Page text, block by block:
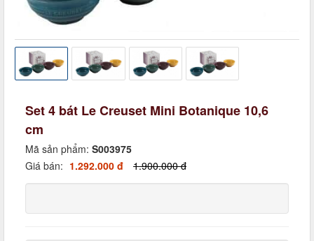
Set 4 bát Le Creuset Mini Botanique 10,6
cm
Mã sản phẩm: S003975
Giá bán: 1.292.000 đ 1.900.000 đ